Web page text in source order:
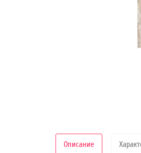
Описание